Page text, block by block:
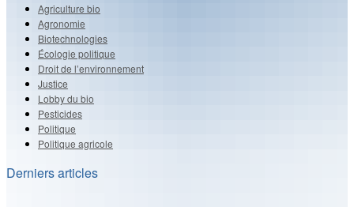
Agriculture bio
Agronomie
Biotechnologies
Écologie politique
Droit de l’environnement
Justice
Lobby du bio
Pesticides
Politique
Politique agricole
Derniers articles